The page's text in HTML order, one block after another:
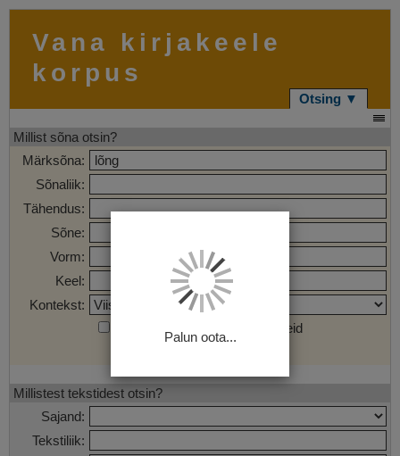
Vana kirjakeele
korpus
Otsing ▼
Millist sõna otsin?
Märksõna:
Sõnaliik:
Tähendus:
Sõne:
Vorm:
Keel:
Kontekst:
Otsi märgendatud sõnaühendeid
Millistest tekstidest otsin?
Sajand:
Tekstiliik:
Palun oota...